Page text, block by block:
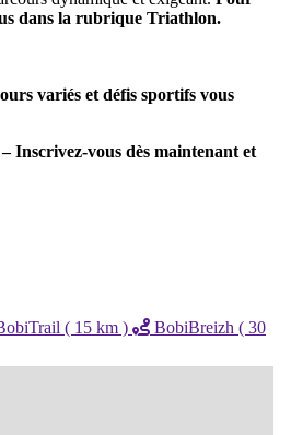
dans la rubrique Triathlon.
variés et défis sportifs vous
Inscrivez-vous dès maintenant et
( 15 km )
BobiBreizh ( 30